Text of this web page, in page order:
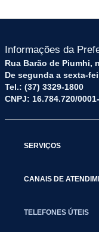
Informações da
Rua Barão de Piumhi,
De segunda a sexta-
Tel.: (37) 3329-1800
CNPJ: 16.784.720/
SERVIÇOS
CANAIS DE
TELEFONES ÚTEIS